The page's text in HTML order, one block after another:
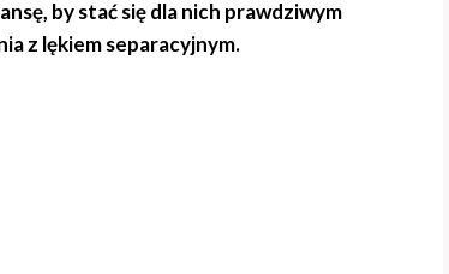
by stać się dla nich prawdziwym
z lękiem separacyjnym.